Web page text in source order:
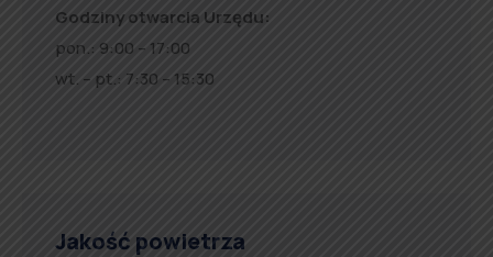
Godziny otwarcia Urzędu:
pon.: 9:00 – 17:00
wt. – pt.: 7:30 – 15:30
Jakość powietrza